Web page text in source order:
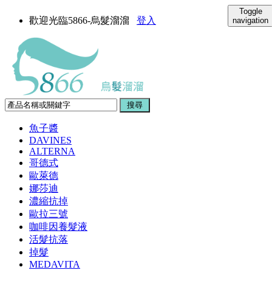
歡迎光臨5866-烏髮溜溜 登入
Toggle
navigation
魚子醬
DAVINES
ALTERNA
哥德式
歐萊德
娜莎迪
濃縮抗掉
歐拉三號
咖啡因養髮液
活髮抗落
掉髮
MEDAVITA